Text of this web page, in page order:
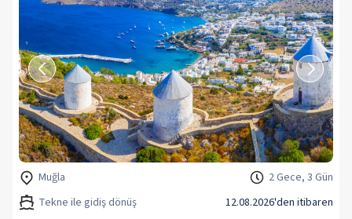
Muğla
2 Gece, 3 Gün
Tekne ile gidiş dönüş
12.08.2026'den itibaren